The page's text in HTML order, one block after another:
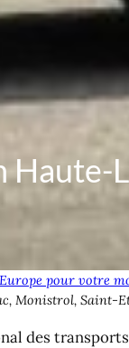
pour votre
Monistrol, Saint-
des